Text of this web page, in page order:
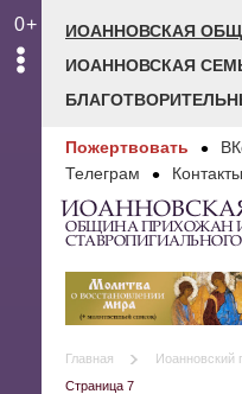
0+
ИОАННОВСКАЯ
ИОАННОВСКАЯ
Пожертвовать
Телеграм
Контакты
ОБЩИНА ПРИХОЖАН
Главная Иоанновский
Страница 7